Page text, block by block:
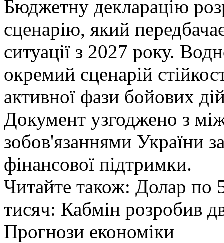
Бюджетну декларацію
сценарію, який
ситуації з 2027 року.
окремий сценарій
активної фази бойових
Документ узгоджено з
зобов'язаннями України
фінансової підтримки.
Читайте також: Долар по
тисяч: Кабмін розробив
Прогнози економіки